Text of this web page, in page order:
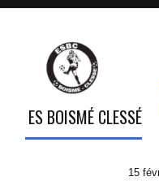
ES BOISMÉ CLESSÉ
15